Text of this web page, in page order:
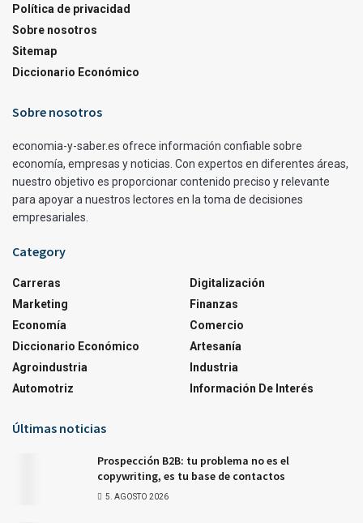
Política de privacidad
Sobre nosotros
Sitemap
Diccionario Económico
Sobre nosotros
economia-y-saber.es ofrece información confiable sobre
economía, empresas y noticias. Con expertos en diferentes áreas,
nuestro objetivo es proporcionar contenido preciso y relevante
para apoyar a nuestros lectores en la toma de decisiones
empresariales.
Category
Carreras
Marketing
Economía
Diccionario Económico
Agroindustria
Automotriz
Digitalización
Finanzas
Comercio
Artesanía
Industria
Información De Interés
Últimas noticias
Prospección B2B: tu problema no es el
copywriting, es tu base de contactos
5. AGOSTO 2026